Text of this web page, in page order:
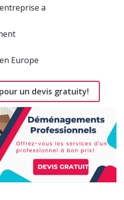
a
Europe
un devis gratuity!